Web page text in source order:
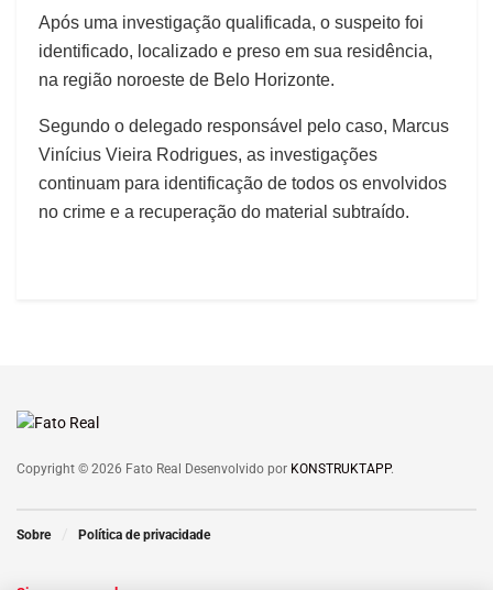
Após uma investigação qualificada, o suspeito foi
identificado, localizado e preso em sua residência,
na região noroeste de Belo Horizonte.
Segundo o delegado responsável pelo caso, Marcus
Vinícius Vieira Rodrigues, as investigações
continuam para identificação de todos os envolvidos
no crime e a recuperação do material subtraído.
Copyright © 2026 Fato Real Desenvolvido por KONSTRUKTAPP.
Sobre Política de privacidade